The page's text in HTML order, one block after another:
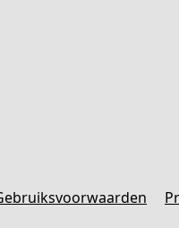
Gebruiksvoorwaarden